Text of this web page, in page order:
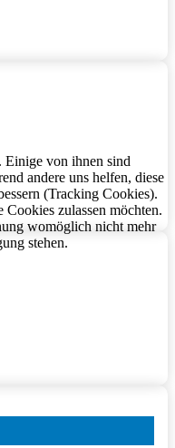
Einige von ihnen sind
andere uns helfen, diese
(Tracking Cookies).
Cookies zulassen möchten.
womöglich nicht mehr
stehen.